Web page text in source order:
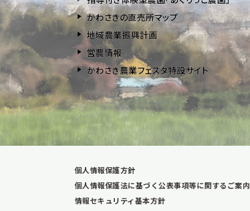
かわさきの直売所マップ
地域農業振興計画
営農情報
かわさき農業フェスタ特設サイト
個人情報保護方針
個人情報保護法に基づく公表事項等に関するご案内
情報セキュリティ基本方針